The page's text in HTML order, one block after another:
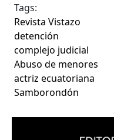
Tags:
Revista Vistazo
detención
complejo judicial
Abuso de menores
actriz ecuatoriana
Samborondón